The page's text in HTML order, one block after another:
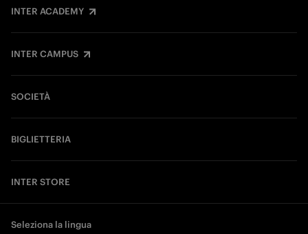
INTER ACADEMY
INTER CAMPUS
SOCIETÀ
BIGLIETTERIA
INTER STORE
Seleziona la lingua